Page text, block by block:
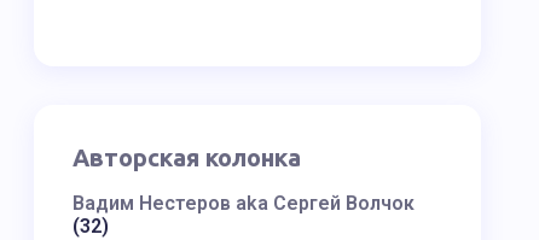
Авторская колонка
Вадим Нестеров aka Сергей Волчок
(32)